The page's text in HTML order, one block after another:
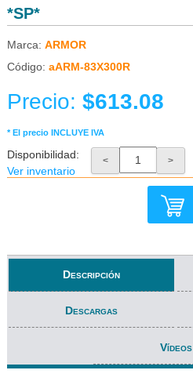
*SP*
Marca: ARMOR
Código: aARM-83X300R
Precio: $613.08
* El precio INCLUYE IVA
Disponibilidad:
Ver inventario
< >
Descripción
Descargas
Vídeos